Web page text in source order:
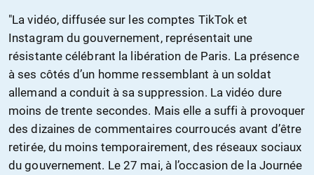
"La vidéo, diffusée sur les comptes TikTok et
Instagram du gouvernement, représentait une
résistante célébrant la libération de Paris. La présence
à ses côtés d’un homme ressemblant à un soldat
allemand a conduit à sa suppression. La vidéo dure
moins de trente secondes. Mais elle a suffi à provoquer
des dizaines de commentaires courroucés avant d’être
retirée, du moins temporairement, des réseaux sociaux
du gouvernement. Le 27 mai, à l’occasion de la Journée